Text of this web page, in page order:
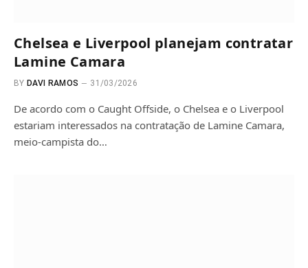
Chelsea e Liverpool planejam contratar
Lamine Camara
BY DAVI RAMOS 31/03/2026
De acordo com o Caught Offside, o Chelsea e o Liverpool
estariam interessados ​​na contratação de Lamine Camara,
meio-campista do…